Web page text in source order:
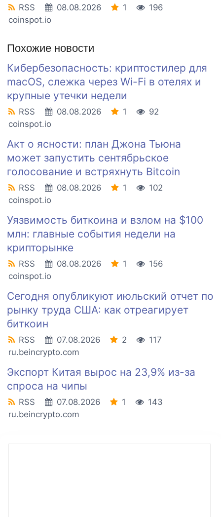
RSS 08.08.2026 1
196
coinspot.io
Похожие новости
Кибербезопасность: криптостилер для
macOS, слежка через Wi-Fi в отелях и
крупные утечки недели
RSS 08.08.2026 1
92
coinspot.io
Акт о ясности: план Джона Тьюна
может запустить сентябрьское
голосование и встряхнуть Bitcoin
RSS 08.08.2026 1
102
coinspot.io
Уязвимость биткоина и взлом на $100
млн: главные события недели на
крипторынке
RSS 08.08.2026 1
156
coinspot.io
Сегодня опубликуют июльский отчет по
рынку труда США: как отреагирует
биткоин
RSS 07.08.2026 2
117
ru.beincrypto.com
Экспорт Китая вырос на 23,9% из-за
спроса на чипы
RSS 07.08.2026 1
143
ru.beincrypto.com